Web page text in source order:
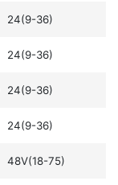
24(9-36)
24(9-36)
24(9-36)
24(9-36)
48V(18-75)